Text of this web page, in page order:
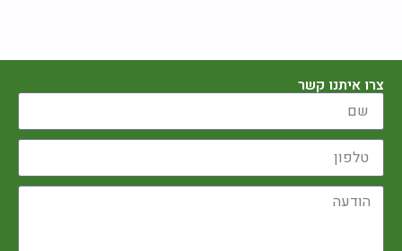
צרו איתנו קשר